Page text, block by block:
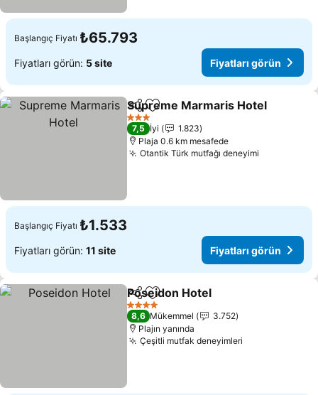
Başlangıç Fiyatı ₺65.793
Fiyatları görün: 5 site Fiyatları görün
PaylaşFavorilerime ekle
Supreme Marmaris Hotel
3 Yıldız
7,5 İyi
1.823
Plaja 0.6 km mesafede
Otantik Türk mutfağı deneyimi
Başlangıç Fiyatı ₺1.533
Fiyatları görün: 11 site Fiyatları görün
PaylaşFavorilerime ekle
Poseidon Hotel
4 Yıldız
8,6 Mükemmel
3.752
Plajın yanında
Çeşitli mutfak deneyimleri